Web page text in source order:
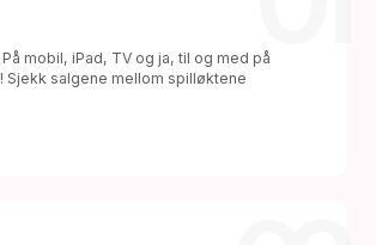
mobil, iPad, TV og ja, til og med på
Sjekk salgene mellom spilløktene